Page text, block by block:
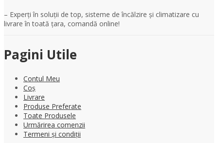
– Experți în soluții de top, sisteme de încălzire și climatizare cu
livrare în toată țara, comandă online!
Pagini Utile
Contul Meu
Coș
Livrare
Produse Preferate
Toate Produsele
Urmărirea comenzii
Termeni și condiții